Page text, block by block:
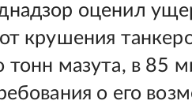
оценил
крушения
тонн мазута, в 85
о его